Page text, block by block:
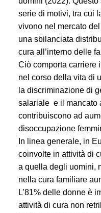
serie di motivi, tra cui
vivono nel mercato
una sbilanciata
cura all’interno delle
Ciò comporta carriere
nel corso della vita di
la discriminazione di
salariale e il mancato
contribuiscono ad
disoccupazione
In linea generale, in
coinvolte in attività di
a quella degli uomini,
nella cura familiare
L’81% delle donne è
attività di cura non